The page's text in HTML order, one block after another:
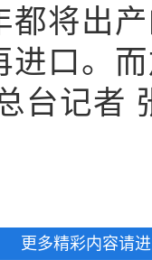
都将出
进口。
台记者
更多精彩内容请